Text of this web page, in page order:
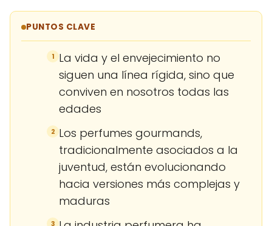
PUNTOS CLAVE
1 La vida y el envejecimiento no
siguen una línea rígida, sino que
conviven en nosotros todas las
edades
2 Los perfumes gourmands,
tradicionalmente asociados a la
juventud, están evolucionando
hacia versiones más complejas y
maduras
3